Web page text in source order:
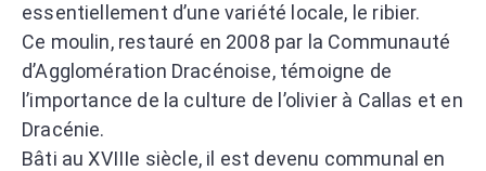
essentiellement d’une variété locale, le ribier.
Ce moulin, restauré en 2008 par la Communauté
d’Agglomération Dracénoise, témoigne de
l’importance de la culture de l’olivier à Callas et en
Dracénie.
Bâti au XVIIIe siècle, il est devenu communal en